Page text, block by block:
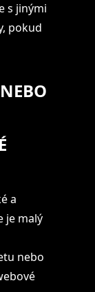
s jinými
pokud
a
je malý
nebo